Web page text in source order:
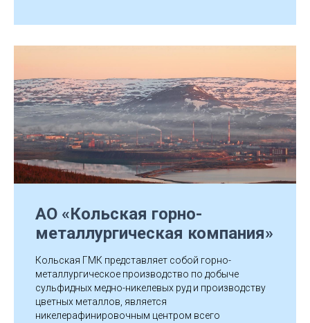
АО «Кольская горно-
металлургическая компания»
Кольская ГМК представляет собой горно-
металлургическое производство по добыче
сульфидных медно-никелевых руд и производству
цветных металлов, является
никелерафинировочным центром всего